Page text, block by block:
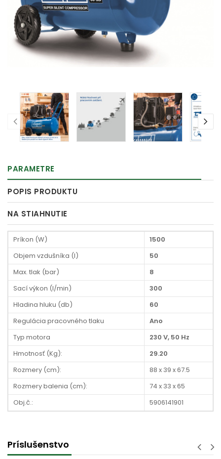
PARAMETRE
POPIS PRODUKTU
NA STIAHNUTIE
Príkon (W)
1500
Objem vzdušníka (l)
50
Max. tlak (bar)
8
Sací výkon (l/min)
300
Hladina hluku (db)
60
Regulácia pracovného tlaku
Ano
Typ motora
230 V, 50 Hz
Hmotnosť (Kg):
29.20
Rozmery (cm):
88 x 39 x 67.5
Rozmery balenia (cm):
74 x 33 x 65
Obj.č.:
5906141901
Príslušenstvo